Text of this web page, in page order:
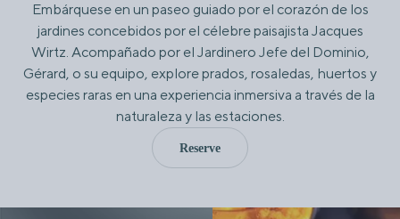
Embárquese en un paseo guiado por el corazón de los
jardines concebidos por el célebre paisajista Jacques
Wirtz. Acompañado por el Jardinero Jefe del Dominio,
Gérard, o su equipo, explore prados, rosaledas, huertos y
especies raras en una experiencia inmersiva a través de la
naturaleza y las estaciones.
Reserve